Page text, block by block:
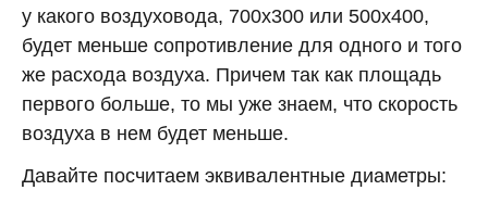
у какого воздуховода, 700х300 или 500х400,
будет меньше сопротивление для одного и того
же расхода воздуха. Причем так как площадь
первого больше, то мы уже знаем, что скорость
воздуха в нем будет меньше.
Давайте посчитаем эквивалентные диаметры: